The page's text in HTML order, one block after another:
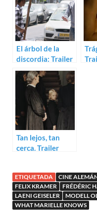
El árbol de la
discordia: Trailer
para Concerned
Citizen
Tan lejos, tan
cerca. Trailer
ETIQUETADA CINE
FELIX KRAMER
FRÉDÉRIC
LAENI GEISELER
MODELL
WHAT MARIELLE KNOWS